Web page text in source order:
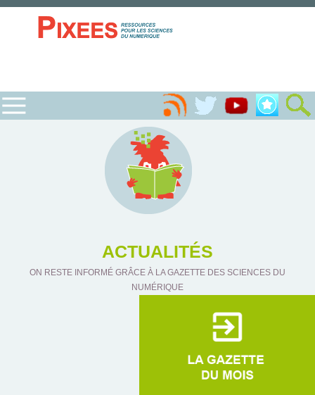
ACTUALITÉS
ON RESTE INFORMÉ GRÂCE À LA GAZETTE DES SCIENCES DU
NUMÉRIQUE